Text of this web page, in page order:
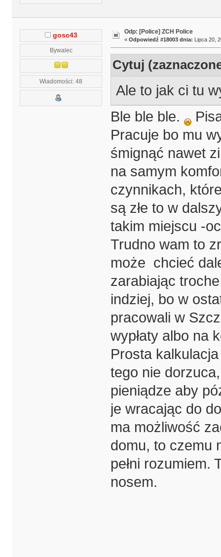
gosc43
Bywalec
Wiadomości: 48
Odp: [Police] ZCH Police
« Odpowiedź #18003 dnia: Lipca 20,
Cytuj
Ale to jak ci tu
Ble ble ble.
Pracuje bo mu
śmignąć nawet
na samym
czynnikach,
są złe to w
takim miejscu -
Trudno wam to
może chcieć
zarabiając
indziej, bo w
pracowali w
wypłaty albo na
Prosta
tego nie
pieniądze aby
je wracając do
ma możliwość
domu, to czemu
pełni rozumiem.
nosem.